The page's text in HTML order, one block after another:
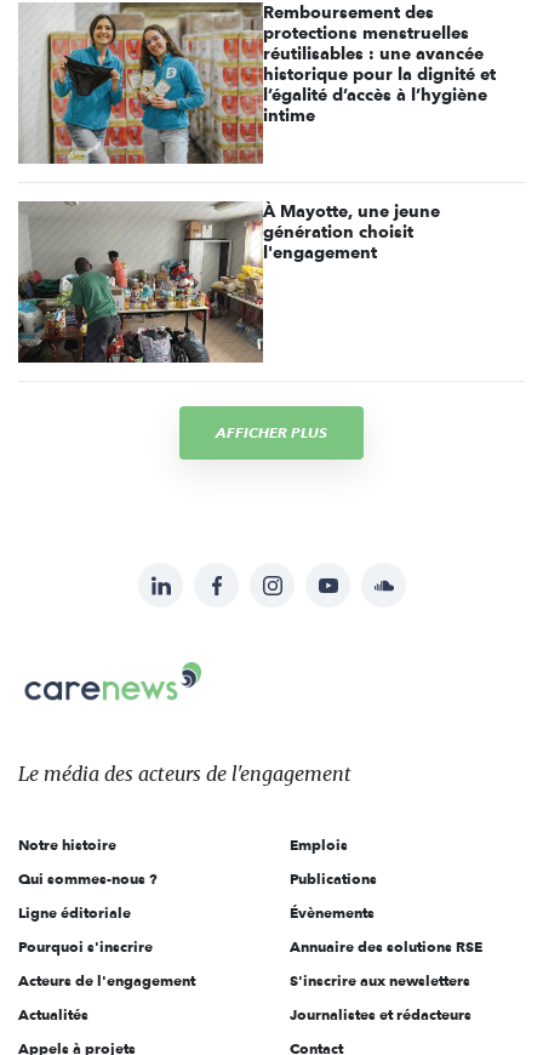
Remboursement des
protections menstruelles
réutilisables : une avancée
historique pour la dignité et
l’égalité d’accès à l’hygiène
intime
À Mayotte, une jeune
génération choisit
l'engagement
AFFICHER PLUS
sur:
LinkedInFacebookInstagramYouTubeSoundcloud
Le
des
l'engagement
Le média des acteurs de l'engagement
Notre histoire
Qui sommes-nous ?
Ligne éditoriale
Pourquoi s'inscrire
Acteurs de l'engagement
Actualités
Appels à projets
Emplois
Publications
Évènements
Annuaire des solutions RSE
S'inscrire aux newsletters
Journalistes et rédacteurs
Contact